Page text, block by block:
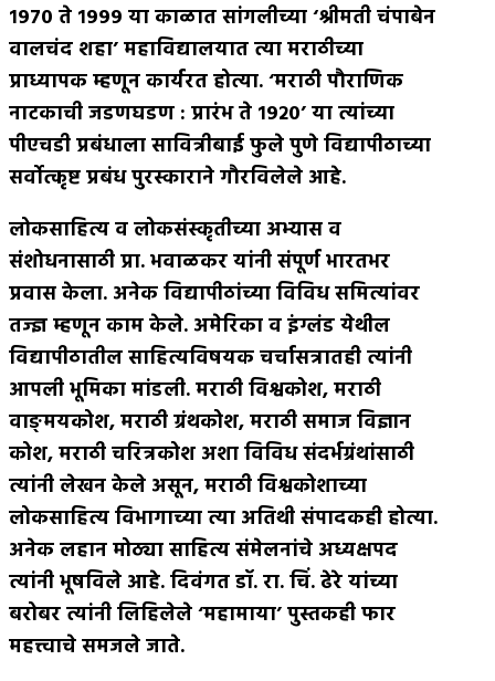
१९७० ते १९९९ या काळात सांगलीच्या ‘श्रीमती चंपाबेन
वालचंद शहा’ महाविद्यालयात त्या मराठीच्या
प्राध्यापक म्हणून कार्यरत होत्या. ‘मराठी पौराणिक
नाटकाची जडणघडण : प्रारंभ ते १९२०’ या त्यांच्या
पीएचडी प्रबंधाला सावित्रीबाई फुले पुणे विद्यापीठाच्या
सर्वोत्कृष्ट प्रबंध पुरस्काराने गौरविलेले आहे.
लोकसाहित्य व लोकसंस्कृतीच्या अभ्यास व
संशोधनासाठी प्रा.भवाळकर यांनी संपूर्ण भारतभर
प्रवास केला. अनेक विद्यापीठांच्या विविध समित्यांवर
तज्ज्ञ म्हणून काम केले. अमेरिका व इंग्लंड येथील
विद्यापीठातील साहित्यविषयक चर्चासत्रातही त्यांनी
आपली भूमिका मांडली.मराठी विश्वकोश,मराठी
वाङ्मयकोश,मराठी ग्रंथकोश,मराठी समाज विज्ञान
कोश,मराठी चरित्रकोश अशा विविध संदर्भग्रंथांसाठी
त्यांनी लेखन केले असून,मराठी विश्वकोशाच्या
लोकसाहित्य विभागाच्या त्या अतिथी संपादकही होत्या.
अनेक लहान मोठ्या साहित्य संमेलनांचे अध्यक्षपद
त्यांनी भूषविले आहे.दिवंगत डॉ.रा.चिं.ढेरे यांच्या
बरोबर त्यांनी लिहिलेले ‘महामाया’ पुस्तकही फार
महत्त्वाचे समजले जाते.